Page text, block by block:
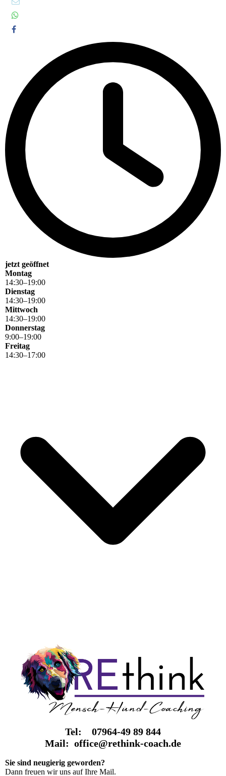
jetzt geöffnet
Montag
14:30–19:00
Dienstag
14:30–19:00
Mittwoch
14:30–19:00
Donnerstag
9:00–19:00
Freitag
14:30–17:00
Tel: 07964-49 89 844
Mail: office@rethink-coach.de
Sie sind neugierig geworden?
Dann freuen wir uns auf Ihre Mail.